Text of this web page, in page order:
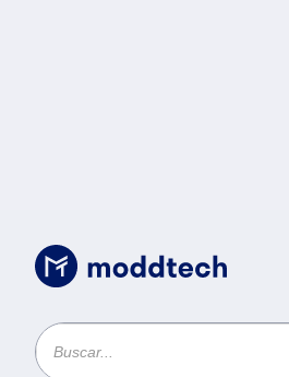
Apple/AirPods Max MGYN3AM/A Chip H1 de
audífono) -